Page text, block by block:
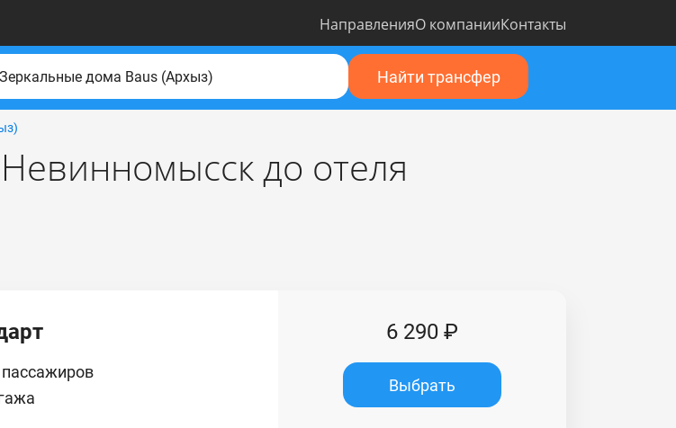
НаправленияО компанииКонтакты
Найти трансфер
до отеля
6 290 ₽
Выбрать